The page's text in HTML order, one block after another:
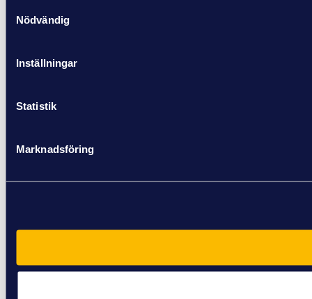
Nödvändig
Inställningar
Statistik
Marknadsföring